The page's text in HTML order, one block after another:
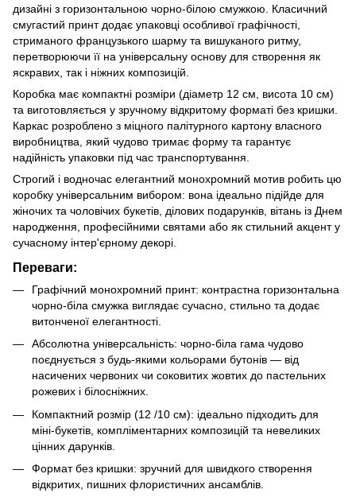
дизайні з горизонтальною чорно-білою смужкою. Класичний
смугастий принт додає упаковці особливої графічності,
стриманого французького шарму та вишуканого ритму,
перетворюючи її на універсальну основу для створення як
яскравих, так і ніжних композицій.
Коробка має компактні розміри (діаметр 12 см, висота 10 см)
та виготовляється у зручному відкритому форматі без кришки.
Каркас розроблено з міцного палітурного картону власного
виробництва, який чудово тримає форму та гарантує
надійність упаковки під час транспортування.
Строгий і водночас елегантний монохромний мотив робить цю
коробку універсальним вибором: вона ідеально підійде для
жіночих та чоловічих букетів, ділових подарунків, вітань із Днем
народження, професійними святами або як стильний акцент у
сучасному інтер'єрному декорі.
Переваги:
Графічний монохромний принт: контрастна горизонтальна
чорно-біла смужка виглядає сучасно, стильно та додає
витонченої елегантності.
Абсолютна універсальність: чорно-біла гама чудово
поєднується з будь-якими кольорами бутонів — від
насичених червоних чи соковитих жовтих до пастельних
рожевих і білосніжних.
Компактний розмір (12 /10 см): ідеально підходить для
міні-букетів, компліментарних композицій та невеликих
цінних дарунків.
Формат без кришки: зручний для швидкого створення
відкритих, пишних флористичних ансамблів.